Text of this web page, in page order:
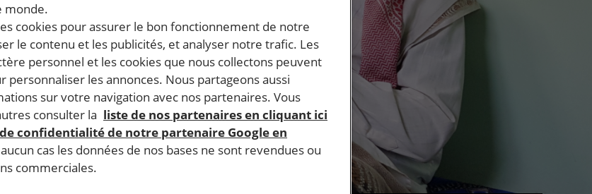
monde.
cookies pour assurer le bon fonctionnement de notre
le contenu et les publicités, et analyser notre trafic. Les
personnel et les cookies que nous collectons peuvent
personnaliser les annonces. Nous partageons aussi
sur votre navigation avec nos partenaires. Vous
consulter la liste de nos partenaires en cliquant ici
confidentialité de notre partenaire Google en
aucun cas les données de nos bases ne sont revendues ou
commerciales.